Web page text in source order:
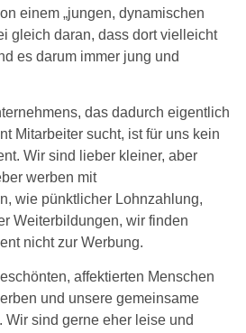
einem „jungen, dynamischen
gleich daran, dass dort vielleicht
es darum immer jung und
das dadurch eigentlich
Mitarbeiter sucht, ist für uns kein
Wir sind lieber kleiner, aber
werben mit
wie pünktlicher Lohnzahlung,
Weiterbildungen, wir finden
nicht zur Werbung.
affektierten Menschen
und unsere gemeinsame
sind gerne eher leise und